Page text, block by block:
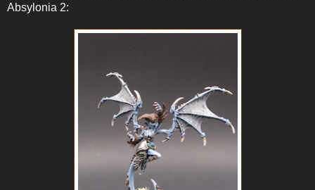
Absylonia 2: